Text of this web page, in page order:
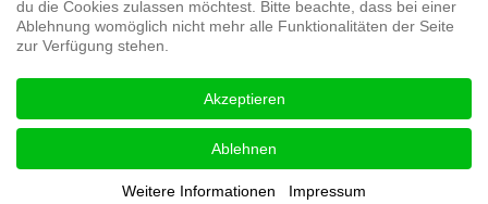
#enduroaustria, #wirlebenenduro #enduroaustriaracingteam
Enduro-Austria, Enduro, Endurosport, Endurocross, Endurotraining,
Endurotouren, Endurorennen, Hardenduro, Extreme Enduro
du die Cookies zulassen möchtest. Bitte beachte, dass bei einer
Ablehnung womöglich nicht mehr alle Funktionalitäten der Seite
zur Verfügung stehen.
Akzeptieren
Ablehnen
Weitere Informationen Impressum